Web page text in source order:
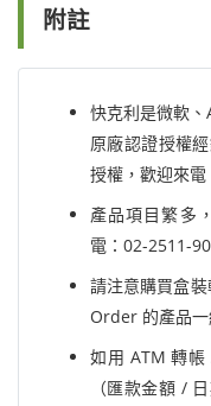
附註
快克利是微軟
原廠認證授權
授權，歡迎來電
產品項目繁多
電：02-2511-
請注意購買盒
Order 的產品一
如用 ATM 轉
（匯款金額 /